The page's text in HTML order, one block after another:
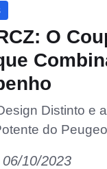
O
Distinto e a
do
10/2023